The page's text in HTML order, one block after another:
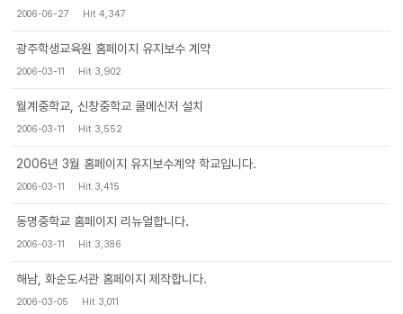
2006-06-27 Hit 4,347
광주학생교육원 홈페이지 유지보수 계약
2006-03-11 Hit 3,902
월계중학교, 신창중학교 쿨메신저 설치
2006-03-11 Hit 3,552
2006년 3월 홈페이지 유지보수계약 학교입니다.
2006-03-11 Hit 3,415
동명중학교 홈페이지 리뉴얼합니다.
2006-03-11 Hit 3,386
해남, 화순도서관 홈페이지 제작합니다.
2006-03-05 Hit 3,011